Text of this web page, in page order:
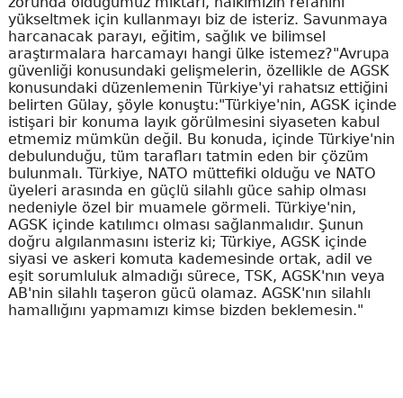
yükseltmek için kullanmayı biz de isteriz. Savunmaya
harcanacak parayı, eğitim, sağlık ve bilimsel
araştırmalara harcamayı hangi ülke istemez?"Avrupa
güvenliği konusundaki gelişmelerin, özellikle de AGSK
konusundaki düzenlemenin Türkiye'yi rahatsız ettiğini
belirten Gülay, şöyle konuştu:"Türkiye'nin, AGSK içinde
istişari bir konuma layık görülmesini siyaseten kabul
etmemiz mümkün değil. Bu konuda, içinde Türkiye'nin
debulunduğu, tüm tarafları tatmin eden bir çözüm
bulunmalı. Türkiye, NATO müttefiki olduğu ve NATO
üyeleri arasında en güçlü silahlı güce sahip olması
nedeniyle özel bir muamele görmeli. Türkiye'nin,
AGSK içinde katılımcı olması sağlanmalıdır. Şunun
doğru algılanmasını isteriz ki; Türkiye, AGSK içinde
siyasi ve askeri komuta kademesinde ortak, adil ve
eşit sorumluluk almadığı sürece, TSK, AGSK'nın veya
AB'nin silahlı taşeron gücü olamaz. AGSK'nın silahlı
hamallığını yapmamızı kimse bizden beklemesin."